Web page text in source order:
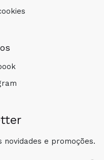
novidades e promoções.